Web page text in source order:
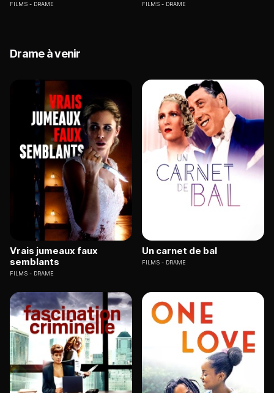
FILMS DRAME FILMS DRAME
Drame à venir
Vrais jumeaux faux
semblants
FILMS DRAME
Un carnet de bal
FILMS DRAME